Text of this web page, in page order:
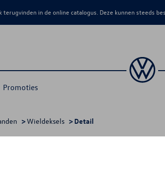
in de online catalogus. Deze kunnen steeds
Promoties
>Wieldeksels > Detail